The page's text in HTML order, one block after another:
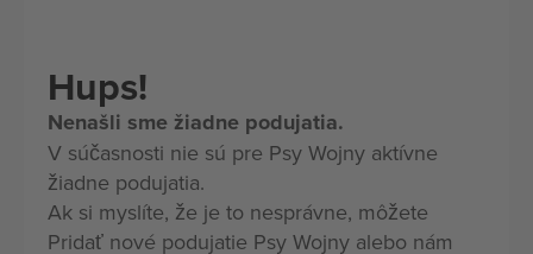
Hups!
Nenašli sme žiadne podujatia.
V súčasnosti nie sú pre Psy Wojny aktívne
žiadne podujatia.
Ak si myslíte, že je to nesprávne, môžete
Pridať nové podujatie Psy Wojny alebo nám